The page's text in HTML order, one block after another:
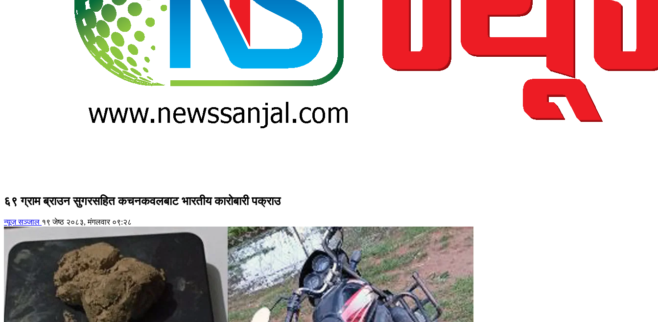
६९ ग्राम ब्राउन सुगरसहित कचनकवलबाट भारतीय कारोबारी पक्राउ
न्यूज सञ्जाल १९ जेष्ठ २०८३, मंगलवार ०९:२८